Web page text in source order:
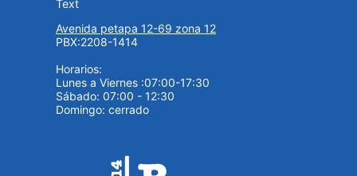
Text
Avenida petapa 12-69 zona 12
PBX:2208-1414
Horarios:
Lunes a Viernes :07:00-17:30
Sábado: 07:00 - 12:30
Domingo: cerrado